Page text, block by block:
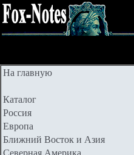
На главную
Каталог
Россия
Европа
Ближний Восток и Азия
Северная Америка